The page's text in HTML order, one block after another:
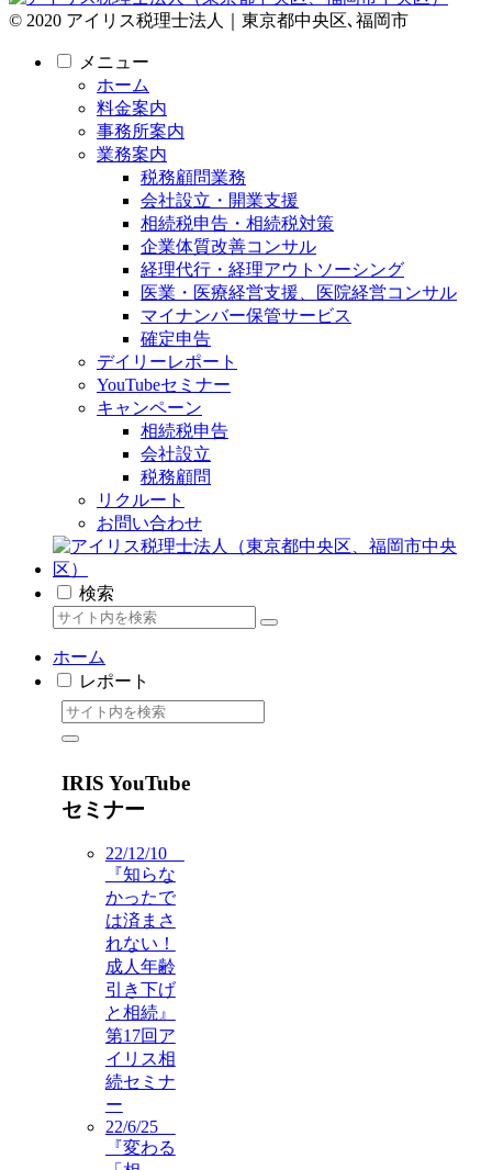
© 2020 アイリス税理士法人｜東京都中央区､福岡市
メニュー
ホーム
料金案内
事務所案内
業務案内
税務顧問業務
会社設立・開業支援
相続税申告・相続税対策
企業体質改善コンサル
経理代行・経理アウトソーシング
医業・医療経営支援、医院経営コンサル
マイナンバー保管サービス
確定申告
デイリーレポート
YouTubeセミナー
キャンペーン
相続税申告
会社設立
税務顧問
リクルート
お問い合わせ
検索
ホーム
レポート
IRIS YouTube
セミナー
22/12/10
『知らな
かったで
は済まさ
れない！
成人年齢
引き下げ
と相続』
第17回ア
イリス相
続セミナ
ー
22/6/25
『変わる